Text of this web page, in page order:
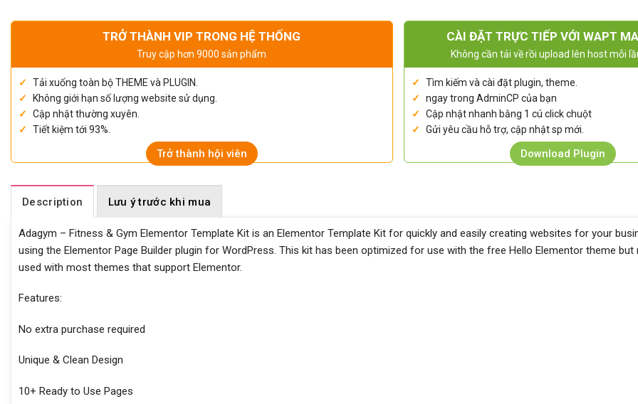
TRỞ THÀNH VIP TRONG HỆ THỐNG
Truy cập hơn 9000 sản phẩm
Tải xuống toàn bộ THEME và PLUGIN.
Không giới hạn số lượng website sử dụng.
Cập nhật thường xuyên.
Tiết kiệm tới 93%.
Trở thành hội viên
CÀI ĐẶT TRỰC TIẾP VỚI WAPT
Không cần tải về rồi upload lên host mỗi
Tìm kiếm và cài đặt plugin, theme.
ngay trong AdminCP của bạn
Cập nhật nhanh bằng 1 cú click chuột
Gửi yêu cầu hỗ trợ, cập nhật sp mới.
Download Plugin
Description Lưu ý trước khi mua
Adagym – Fitness & Gym Elementor Template Kit is an Elementor Template Kit for quickly and easily creating websites for your
using the Elementor Page Builder plugin for WordPress. This kit has been optimized for use with the free Hello Elementor theme but
used with most themes that support Elementor.
Features:
No extra purchase required
Unique & Clean Design
10+ Ready to Use Pages